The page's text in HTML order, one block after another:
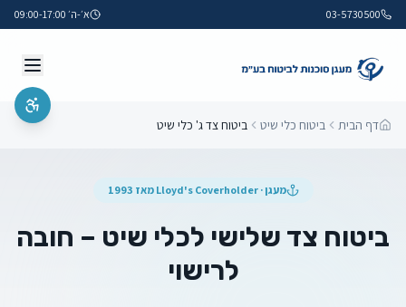
03-5730500 א׳-ה׳ 09:00-17:00
דף הבית ביטוח כלי שיט ביטוח צד ג' כלי שיט
מעגן · Lloyd's Coverholder מאז 1993
ביטוח צד שלישי לכלי שיט – חובה
לרישוי